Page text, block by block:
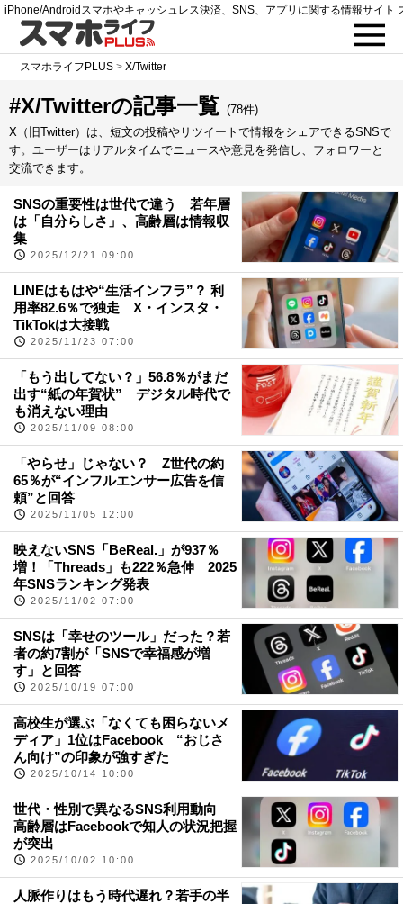
iPhone/Androidスマホやキャッシュレス決済、SNS、アプリに関する情報サイト
スマホライフPLUS >X/Twitter
#X/Twitterの記事一覧 (78件)
X（旧Twitter）は、短文の投稿やリツイートで情報をシェアできるSNSで
す。ユーザーはリアルタイムでニュースや意見を発信し、フォロワーと
交流できます。
SNSの重要性は世代で違う 若年層
は「自分らしさ」、高齢層は情報収
集
2025/12/21 09:00
LINEはもはや“生活インフラ”？ 利
用率82.6％で独走 X・インスタ・
TikTokは大接戦
2025/11/23 07:00
「もう出してない？」56.8％がまだ
出す“紙の年賀状” デジタル時代で
も消えない理由
2025/11/09 08:00
「やらせ」じゃない？ Z世代の約
65％が“インフルエンサー広告を信
頼”と回答
2025/11/05 12:00
映えないSNS「BeReal.」が937％
増！「Threads」も222％急伸 2025
年SNSランキング発表
2025/11/02 07:00
SNSは「幸せのツール」だった？若
者の約7割が「SNSで幸福感が増
す」と回答
2025/10/19 07:00
高校生が選ぶ「なくても困らないメ
ディア」1位はFacebook “おじさ
ん向け”の印象が強すぎた
2025/10/14 10:00
世代・性別で異なるSNS利用動向
高齢層はFacebookで知人の状況把握
が突出
2025/10/02 10:00
人脈作りはもう時代遅れ？若手の半